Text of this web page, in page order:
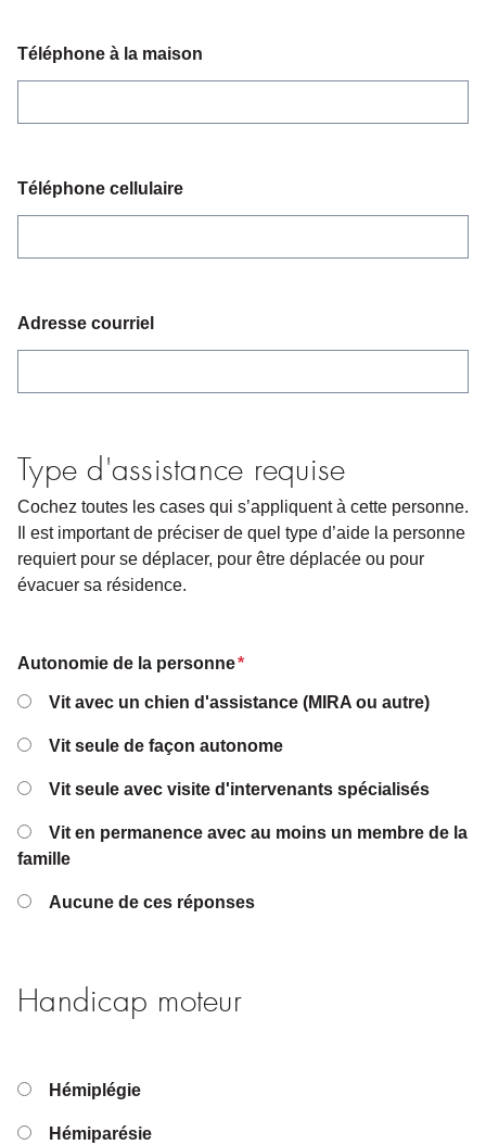
Téléphone à la maison
Téléphone cellulaire
Adresse courriel
Type d'assistance requise
Cochez toutes les cases qui s’appliquent à cette personne.
Il est important de préciser de quel type d’aide la personne
requiert pour se déplacer, pour être déplacée ou pour
évacuer sa résidence.
Autonomie de la personne*
Vit avec un chien d'assistance (MIRA ou autre)
Vit seule de façon autonome
Vit seule avec visite d'intervenants spécialisés
Vit en permanence avec au moins un membre de la
famille
Aucune de ces réponses
Handicap moteur
Hémiplégie
Hémiparésie